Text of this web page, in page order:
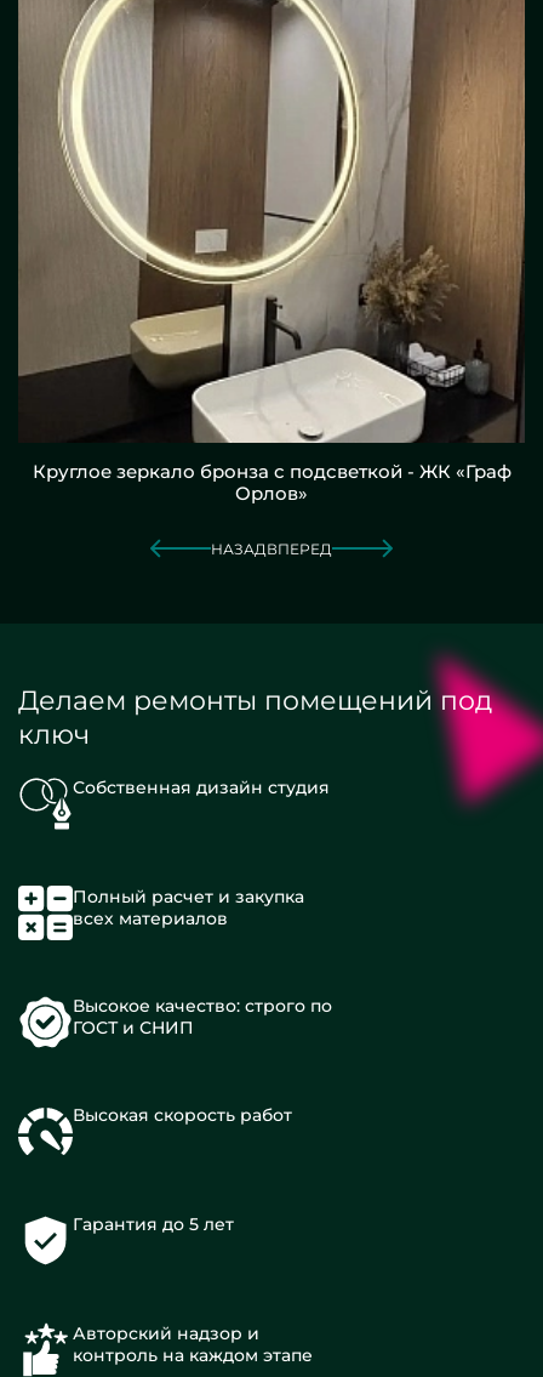
Круглое зеркало бронза с подсветкой - ЖК «Граф
Орлов»
НАЗАД ВПЕРЕД
Делаем ремонты помещений под
ключ
Собственная дизайн студия
Полный расчет и закупка
всех материалов
Высокое качество: строго по
ГОСТ и СНИП
Высокая скорость работ
Гарантия до 5 лет
Авторский надзор и
контроль на каждом этапе